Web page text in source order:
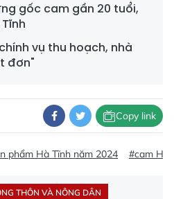
gốc cam gần 20 tuổi,
vụ thu hoạch, nhà
đơn"
Copy link
phẩm Hà Tĩnh năm 2024 #cam Hà
THÔN VÀ NÔNG DÂN